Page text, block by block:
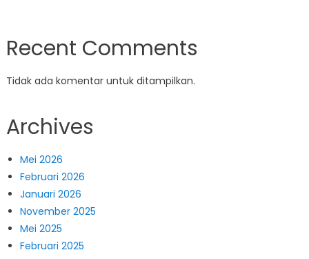
Recent Comments
Tidak ada komentar untuk ditampilkan.
Archives
Mei 2026
Februari 2026
Januari 2026
November 2025
Mei 2025
Februari 2025